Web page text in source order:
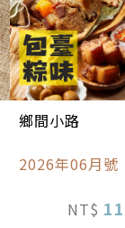
鄉間小路
2026年06月號
NT$